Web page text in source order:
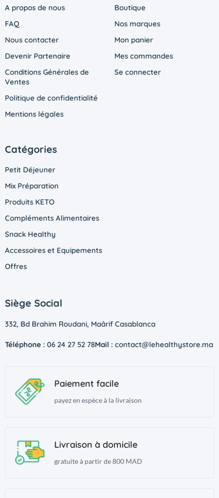
A propos de nous
FAQ
Nous contacter
Devenir Partenaire
Conditions Générales de
Ventes
Politique de confidentialité
Mentions légales
Boutique
Nos marques
Mon panier
Mes commandes
Se connecter
Catégories
Petit Déjeuner
Mix Préparation
Produits KETO
Compléments Alimentaires
Snack Healthy
Accessoires et Equipements
Offres
Siège Social
332, Bd Brahim Roudani, Maârif Casablanca
Téléphone : 06 24 27 52 78Mail : contact@lehealthystore.ma
Paiement facile
payez en espèce à la livraison
Livraison à domicile
gratuite à partir de 800 MAD